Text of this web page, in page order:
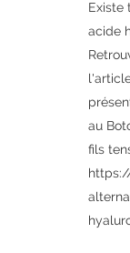
Existe
acide
au
fils